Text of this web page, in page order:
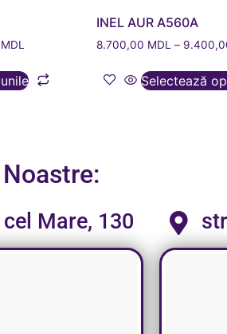
MDL
INEL AUR A560A
8.700,00 MDL –
Selectează
Mare, 130